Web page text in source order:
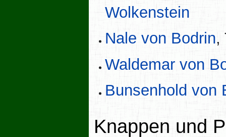
Wolkenstein
Nale von Bodrin,
Waldemar von
Bunsenhold von
Knappen und